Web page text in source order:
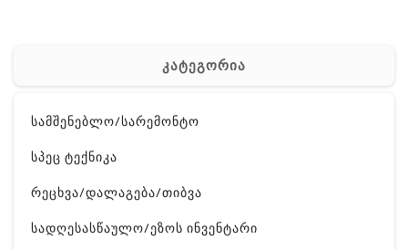
კატეგორია
სამშენებლო/სარემონტო
სპეც ტექნიკა
რეცხვა/დალაგება/თიბვა
სადღესასწაულო/ეზოს ინვენტარი